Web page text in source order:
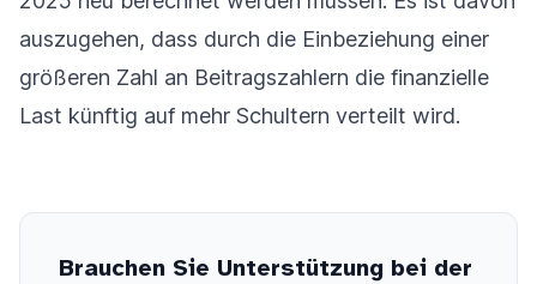
auszugehen, dass durch die Einbeziehung einer
größeren Zahl an Beitragszahlern die finanzielle
Last künftig auf mehr Schultern verteilt wird.
Brauchen Sie Unterstützung bei der